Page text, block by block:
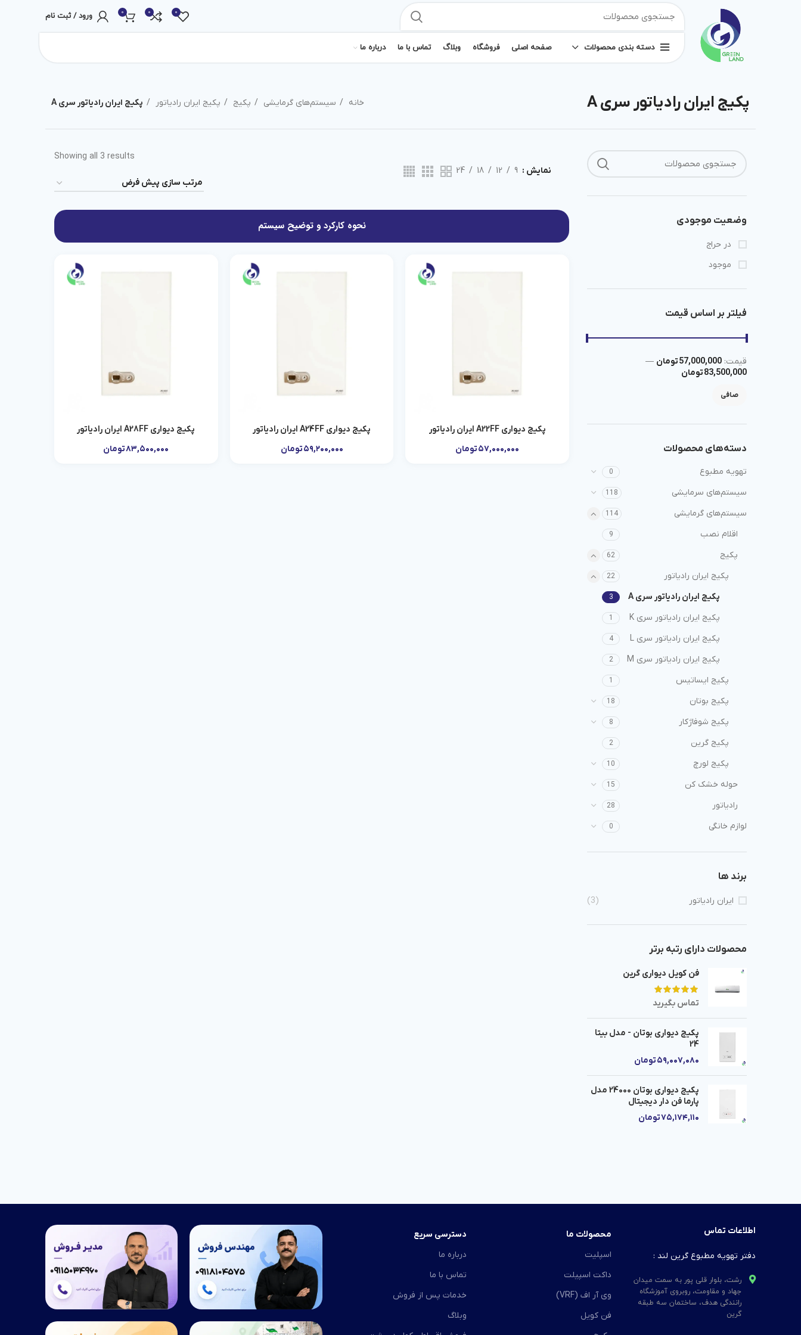
0
0
0 ورود / ثبت نام
دسته بندی محصولات صفحه اصلی فروشگاه وبلاگ تماس با ما درباره ما
پکیج ایران رادیاتور سری A خانه سیستم‌های گرمایشی پکیج پکیج ایران رادیاتور پکیج ایران رادیاتور سری A
وضعیت موجودی
در حراج
موجود
فیلتر بر اساس قیمت
صافی
قيمت: 57,000,000 تومان
—
83,500,000 تومان
دسته‌های محصولات
تهویه مطبوع 0
سیستم‌های سرمایشی 118
سیستم‌های گرمایشی 114
اقلام نصب 9
پکیج 62
پکیج ایران رادیاتور 22
پکیج ایران رادیاتور سری A 3
پکیج ایران رادیاتور سری K 1
پکیج ایران رادیاتور سری L 4
پکیج ایران رادیاتور سری M 2
پکیج ایساتیس 1
پکیج بوتان 18
پکیج شوفاژکار 8
پکیج گرین 2
پکیج لورچ 10
حوله خشک کن 15
رادیاتور 28
لوازم خانگی 0
برند ها
ایران رادیاتور (3)
محصولات دارای رتبه برتر
فن کویل دیواری گرین
تماس بگیرید
پکیج دیواری بوتان - مدل بیتا
24
۵۹,۰۰۷,۰۸۰تومان
پکیج دیواری بوتان 24000 مدل
پارما فن دار دیجیتال
۷۵,۱۷۴,۱۱۰تومان
نمایش 9
12
18
24
Showing all 3 results
نحوه کارکرد و توضیح سیستم
افزودن به سبد خریدپکیج دیواری A22FF ایران رادیاتور
۵۷,۰۰۰,۰۰۰تومان
افزودن به سبد خریدپکیج دیواری A24FF ایران رادیاتور
۵۹,۲۰۰,۰۰۰تومان
افزودن به سبد خریدپکیج دیواری A28FF ایران رادیاتور
۸۳,۵۰۰,۰۰۰تومان
اطلاعات تماس
دفتر تهویه مطبوع گرین لند :
رشت، بلوار قلی پور به سمت میدان
جهاد و مقاومت، روبروی آموزشگاه
رانندگی هدف، ساختمان سه طبقه
گرین
محصولات ما
اسپلیت
داکت اسپیلت
وی آر اف (VRF)
فن کویل
دسترسی سریع
درباره ما
تماس با ما
خدمات پس از فروش
وبلاگ